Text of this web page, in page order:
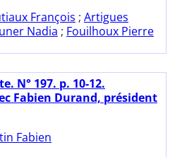
François ; Artigues
Nadia ; Fouilhoux Pierre
N° 197. p. 10-12.
Fabien Durand, président
Fabien